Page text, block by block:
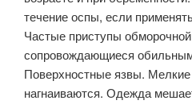
течение оспы, если
Частые приступы
сопровождающиеся
Поверхностные язвы. Мелкие
нагнаиваются. Одежда